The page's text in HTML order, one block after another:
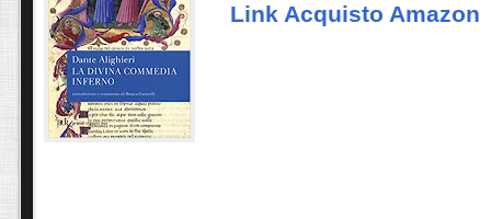
Link Acquisto Amazon